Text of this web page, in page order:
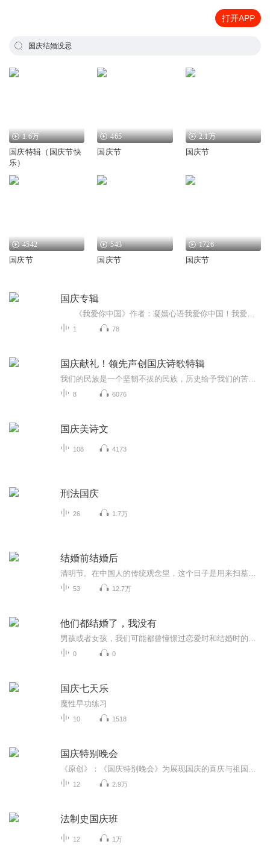
打开APP
国庆结婚没忌
1.6万
国庆特辑（国庆节快
乐）
465
国庆节
2.1万
国庆节
4542
国庆节
543
国庆节
1726
国庆节
国庆专辑
1 78
国庆献礼！领先声创国庆诗歌特辑
8 6076
国庆美诗文
108 4173
刑法国庆
26 1.7万
结婚前结婚后
53 12.7万
他们都结婚了，我没有
0 0
国庆七天乐
魔性早功练习
10 1518
国庆特别晚会
12 2.9万
法制史国庆班
12 1万